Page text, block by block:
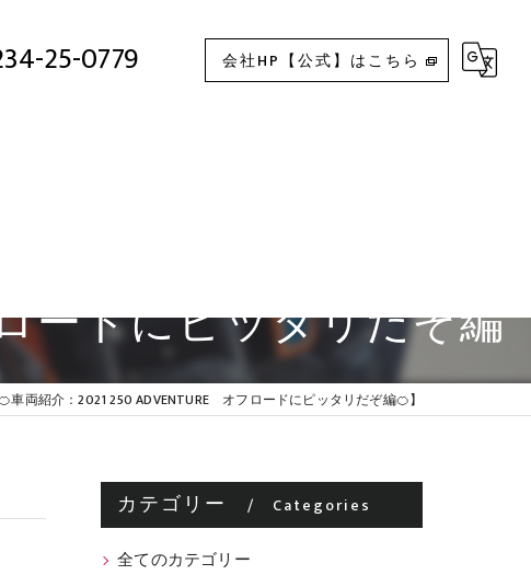
25-0779 会社HP【公式】はこちら
ードにピッタリだぞ編
🍊車両紹介：2021 250 ADVENTURE オフロードにピッタリだぞ編🍊】
カテゴリー Categories
全てのカテゴリー